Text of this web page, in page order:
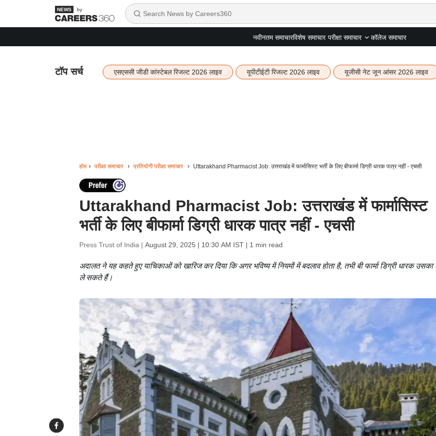
by
नवीनतम समाचारविशेष समाचार परीक्षा समाचार कॉलेज समाचार
टॉप सर्च एसएससी जीडी कांस्टेबल रिजल्ट 2026 लाइव यूपीटीईटी रिजल्ट 2026 लाइव यूजीसी नेट जून आंसर 2026 लाइव
होम परीक्षा समाचार प्रतियोगी परीक्षा समाचार Uttarakhand Pharmacist Job: उत्तराखंड में फार्मासिस्ट भर्ती के लिए बीफार्मा डिग्री धारक पात्र नहीं - एचसी
Uttarakhand Pharmacist Job: उत्तराखंड में फार्मासिस्ट
भर्ती के लिए बीफार्मा डिग्री धारक पात्र नहीं - एचसी
Press Trust of India | August 29, 2025 | 10:30 AM IST| 1 min read
अदालत ने यह कहते हुए याचिकाओं को खारिज कर दिया कि अगर भविष्य में नियमों में बदलाव होता है, तभी बी फार्मा डिग्री धारक उसका
ले सकते हैं।